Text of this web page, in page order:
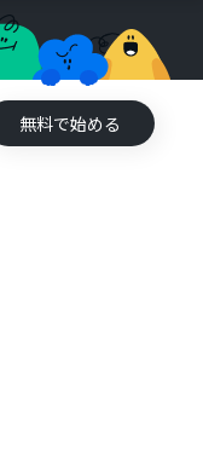
無料で始める